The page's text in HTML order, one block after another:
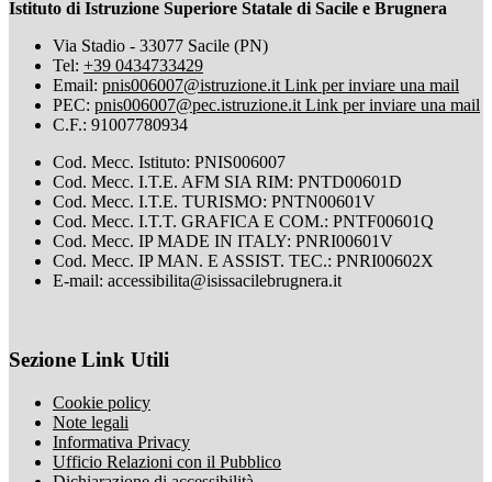
Istituto di Istruzione Superiore Statale di Sacile e Brugnera
Via Stadio - 33077 Sacile (PN)
Tel: +39 0434733429
Email: pnis006007@istruzione.it Link per inviare una mail
PEC: pnis006007@pec.istruzione.it Link per inviare una mail
C.F.: 91007780934
Cod. Mecc. Istituto: PNIS006007
Cod. Mecc. I.T.E. AFM SIA RIM: PNTD00601D
Cod. Mecc. I.T.E. TURISMO: PNTN00601V
Cod. Mecc. I.T.T. GRAFICA E COM.: PNTF00601Q
Cod. Mecc. IP MADE IN ITALY: PNRI00601V
Cod. Mecc. IP MAN. E ASSIST. TEC.: PNRI00602X
E-mail: accessibilita@isissacilebrugnera.it
Sezione Link Utili
Cookie policy
Note legali
Informativa Privacy
Ufficio Relazioni con il Pubblico